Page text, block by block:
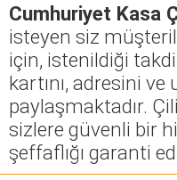
Cumhuriyet Kasa
isteyen siz
için, istenildiği
kartını, adresini ve
paylaşmaktadır.
sizlere güvenli bir
şeffaflığı garanti